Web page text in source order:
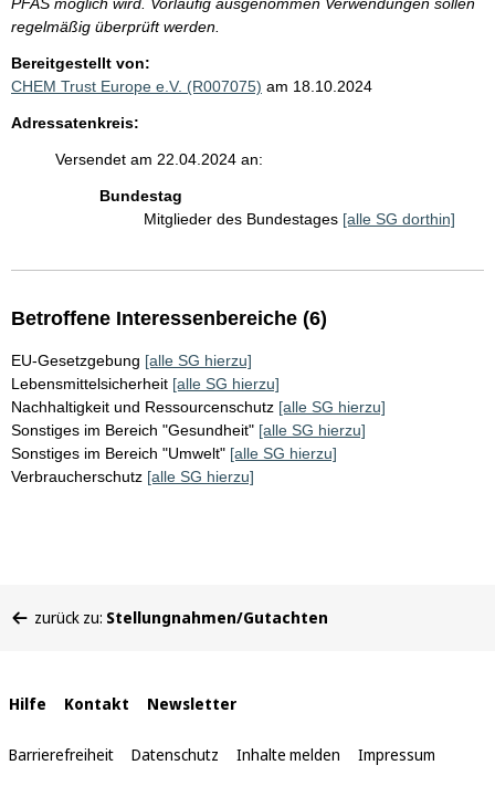
regelmäßig überprüft werden.
Bereitgestellt von:
CHEM Trust Europe e.V. (R007075) am 18.10.2024
Adressatenkreis:
Versendet am 22.04.2024 an:
Bundestag
Mitglieder des Bundestages [alle SG dorthin]
Betroffene Interessenbereiche (6)
EU-Gesetzgebung [alle SG hierzu]
Lebensmittelsicherheit [alle SG hierzu]
Nachhaltigkeit und Ressourcenschutz [alle SG hierzu]
Sonstiges im Bereich "Gesundheit" [alle SG hierzu]
Sonstiges im Bereich "Umwelt" [alle SG hierzu]
Verbraucherschutz [alle SG hierzu]
befinden
zurück zu: Stellungnahmen/Gutachten
Interne
Links
Hilfe Kontakt Newsletter
Barrierefreiheit Datenschutz Inhalte melden Impressum